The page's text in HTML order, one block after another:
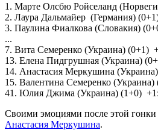
1. Марте Олсбю Ройселанд
2. Лаура Дальмайер (Германия)
3. Паулина Фиалкова (Словакия)
...
7. Вита Семеренко (Украина) (0+1)
13. Елена Пидгрушная (Украина)
14. Анастасия Меркушина
15. Валентина Семеренко
41. Юлия Джима (Украина) (1+0)
Своими эмоциями после этой гонки
Анастасия Меркушина.